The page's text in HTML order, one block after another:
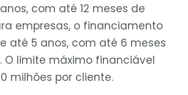
com até 12 meses de
empresas, o financiamento
até 5 anos, com até 6 meses
O limite máximo financiável
milhões por cliente.